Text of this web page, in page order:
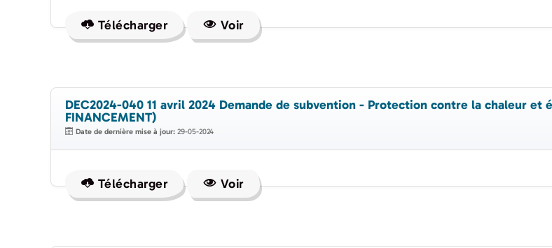
Télécharger Voir
DEC2024-040 11 avril 2024 Demande de subvention - Protection contre la chaleur et
FINANCEMENT)
Date de dernière mise à jour: 29-05-2024
Télécharger Voir